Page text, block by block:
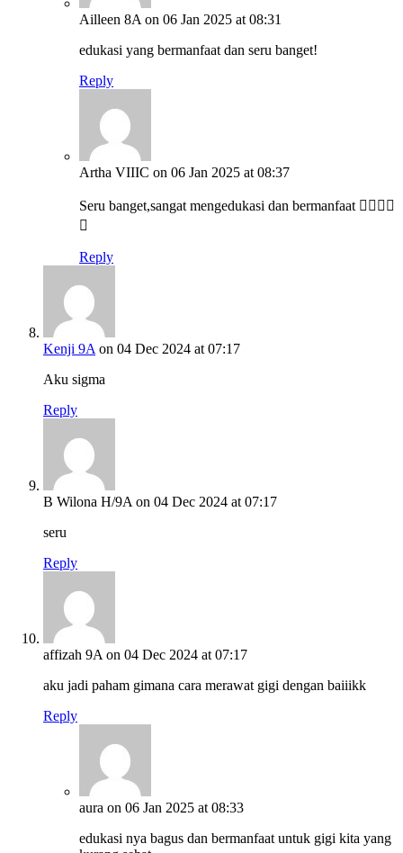
Ailleen 8A on 06 Jan 2025 at 08:31
edukasi yang bermanfaat dan seru banget!
Reply
Artha VIIIC on 06 Jan 2025 at 08:37
Seru banget,sangat mengedukasi dan bermanfaat 👍🏻👍🏻
💯
Reply
Kenji 9A on 04 Dec 2024 at 07:17
Aku sigma
Reply
B Wilona H/9A on 04 Dec 2024 at 07:17
seru
Reply
affizah 9A on 04 Dec 2024 at 07:17
aku jadi paham gimana cara merawat gigi dengan baiiikk
Reply
aura on 06 Jan 2025 at 08:33
edukasi nya bagus dan bermanfaat untuk gigi kita yang